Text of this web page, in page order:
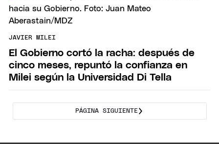
JAVIER MILEI
El Gobierno cortó la racha: después de
cinco meses, repuntó la confianza en
Milei según la Universidad Di Tella
PÁGINA SIGUIENTE